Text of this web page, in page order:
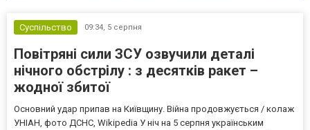
Суспільство 09:34, 5 серпня
Повітряні сили ЗСУ озвучили деталі
нічного обстрілу : з десятків ракет –
жодної збитої
Основний удар припав на Київщину. Війна продовжується / колаж
УНІАН, фото ДСНС, Wikipedia У ніч на 5 серпня українським